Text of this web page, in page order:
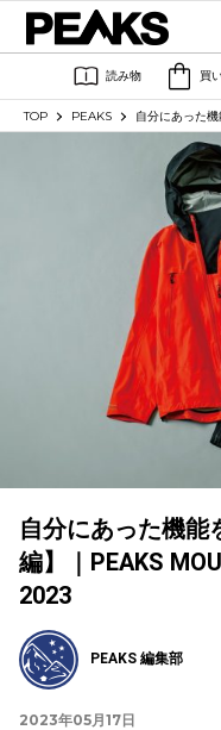
読み物 買
TOP PEAKS 自分にあった
自分にあった機能
編】｜PEAKS
2023
PEAKS 編集部
2023年05月17日